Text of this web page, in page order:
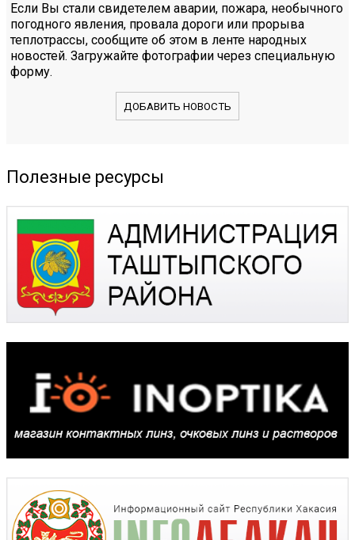
Если Вы стали свидетелем аварии, пожара, необычного
погодного явления, провала дороги или прорыва
теплотрассы, сообщите об этом в ленте народных
новостей. Загружайте фотографии через специальную
форму.
ДОБАВИТЬ НОВОСТЬ
Полезные ресурсы